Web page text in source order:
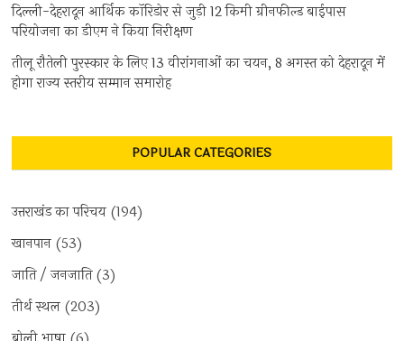
दिल्ली-देहरादून आर्थिक कॉरिडोर से जुड़ी 12 किमी ग्रीनफील्ड बाईपास
परियोजना का डीएम ने किया निरीक्षण
तीलू रौतेली पुरस्कार के लिए 13 वीरांगनाओं का चयन, 8 अगस्त को देहरादून में
होगा राज्य स्तरीय सम्मान समारोह
POPULAR CATEGORIES
उत्तराखंड का परिचय (194)
खानपान (53)
जाति / जनजाति(3)
तीर्थ स्थल (203)